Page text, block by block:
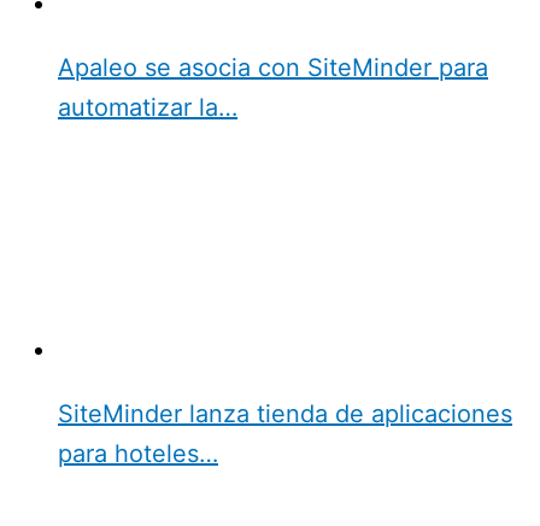
Apaleo se asocia con SiteMinder para
automatizar la…
SiteMinder lanza tienda de aplicaciones
para hoteles…